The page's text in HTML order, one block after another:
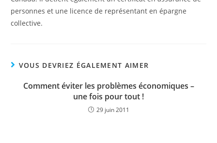
personnes et une licence de représentant en épargne
collective.
VOUS DEVRIEZ ÉGALEMENT AIMER
Comment éviter les problèmes économiques –
une fois pour tout !
29 juin 2011